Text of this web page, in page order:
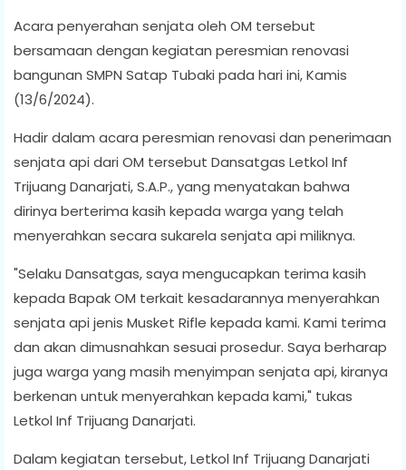
Acara penyerahan senjata oleh OM tersebut
bersamaan dengan kegiatan peresmian renovasi
bangunan SMPN Satap Tubaki pada hari ini, Kamis
(13/6/2024).
Hadir dalam acara peresmian renovasi dan penerimaan
senjata api dari OM tersebut Dansatgas Letkol Inf
Trijuang Danarjati, S.A.P., yang menyatakan bahwa
dirinya berterima kasih kepada warga yang telah
menyerahkan secara sukarela senjata api miliknya.
"Selaku Dansatgas, saya mengucapkan terima kasih
kepada Bapak OM terkait kesadarannya menyerahkan
senjata api jenis Musket Rifle kepada kami. Kami terima
dan akan dimusnahkan sesuai prosedur. Saya berharap
juga warga yang masih menyimpan senjata api, kiranya
berkenan untuk menyerahkan kepada kami," tukas
Letkol Inf Trijuang Danarjati.
Dalam kegiatan tersebut, Letkol Inf Trijuang Danarjati